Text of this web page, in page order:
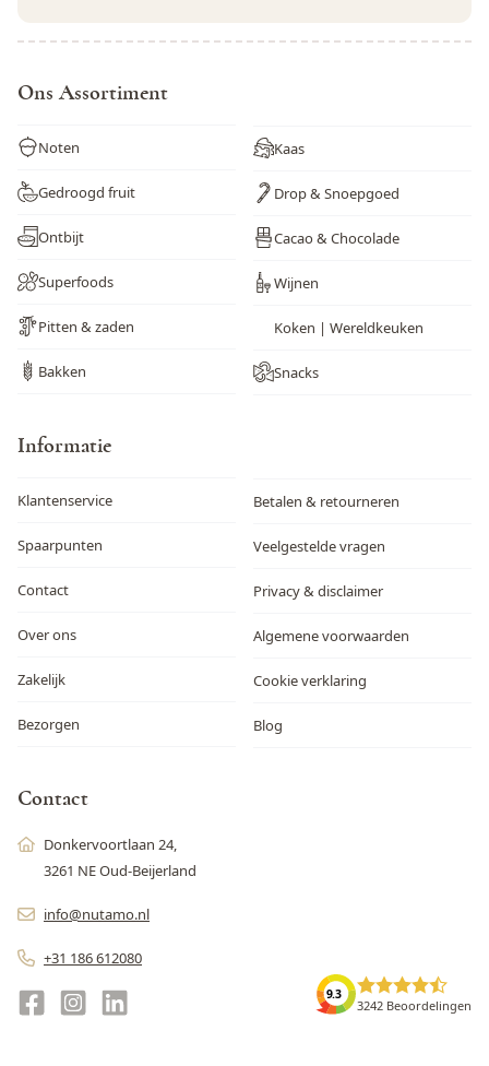
Ons Assortiment
Noten
Gedroogd fruit
Ontbijt
Superfoods
Pitten & zaden
Bakken
Kaas
Drop & Snoepgoed
Cacao & Chocolade
Wijnen
Koken | Wereldkeuken
Snacks
Informatie
Klantenservice
Spaarpunten
Contact
Over ons
Zakelijk
Bezorgen
Betalen & retourneren
Veelgestelde vragen
Privacy & disclaimer
Algemene voorwaarden
Cookie verklaring
Blog
Contact
Donkervoortlaan 24,
3261 NE Oud-Beijerland
info@nutamo.nl
+31 186 612080
9.3
3242 Beoordelingen